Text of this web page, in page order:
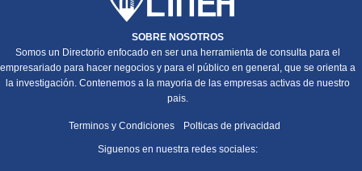
SOBRE NOSOTROS
Somos un Directorio enfocado en ser una herramienta de consulta para el
empresariado para hacer negocios y para el público en general, que se orienta a
la investigación. Contenemos a la mayoria de las empresas activas de nuestro
pais.
Terminos y Condiciones Polticas de privacidad
Siguenos en nuestra redes sociales: